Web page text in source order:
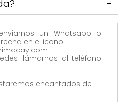
un Whatsapp o
en el icono.
llámarnos al teléfono
encantados de